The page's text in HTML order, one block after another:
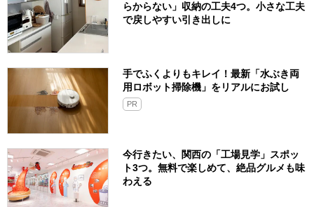
らからない」収納の工夫4つ。小さな工夫
で戻しやすい引き出しに
手でふくよりもキレイ！最新「水ぶき両
用ロボット掃除機」をリアルにお試し
PR
今行きたい、関西の「工場見学」スポッ
ト3つ。無料で楽しめて、絶品グルメも味
わえる